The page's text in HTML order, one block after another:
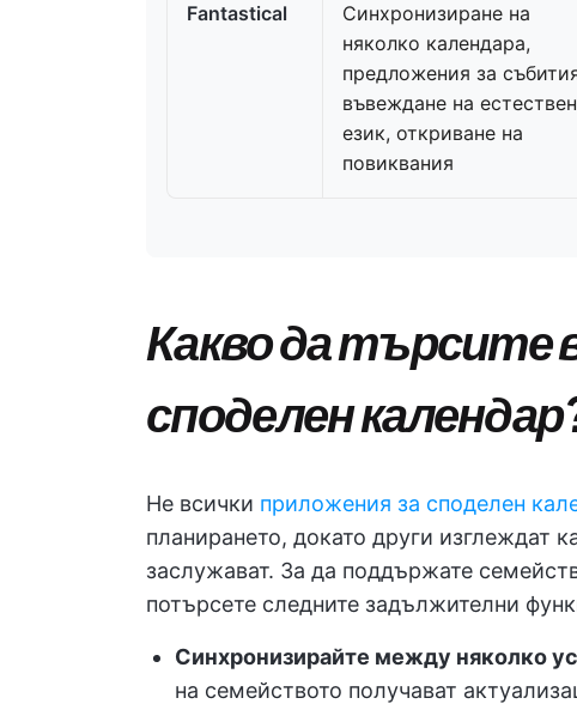
Fantastical
Синхронизиране на
няколко календара,
предложения за
въвеждане на естествен
език, откриване на
повиквания
Какво да търсите
споделен
Не всички приложения за споделен
планирането, докато други изглеждат
заслужават. За да поддържате
потърсете следните задължителни
Синхронизирайте между няколко
на семейството получават